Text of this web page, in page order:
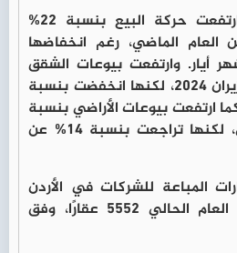
وخلال حزيران وحده، ارتفعت حركة البيع بنسبة 22%
العام الماضي، رغم انخفاضها
بشهر أيار. وارتفعت بيوعات الشقق
بنسبة 14% مقارنة بحزيران 2024، لكنها انخفضت بنسبة
كما ارتفعت بيوعات الأراضي بنسبة
25% عن العام الماضي، لكنها تراجعت بنسبة 14% عن
المباعة للشركات في الأردن
خلال النصف الأول من العام الحالي 5552 عقارًا، وفق